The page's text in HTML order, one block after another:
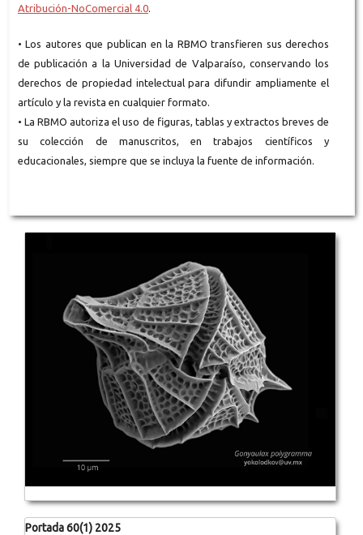
Atribución-NoComercial 4.0.
• Los autores que publican en la RBMO transfieren sus derechos
de publicación a la Universidad de Valparaíso, conservando los
derechos de propiedad intelectual para difundir ampliamente el
artículo y la revista en cualquier formato.
• La RBMO autoriza el uso de figuras, tablas y extractos breves de
su colección de manuscritos, en trabajos científicos y
educacionales, siempre que se incluya la fuente de información.
Portada 60(1) 2025